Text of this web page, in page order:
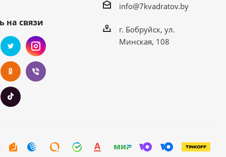
на связи
info@7kvadratov.by
г. Бобруйск, ул.
Минская, 108